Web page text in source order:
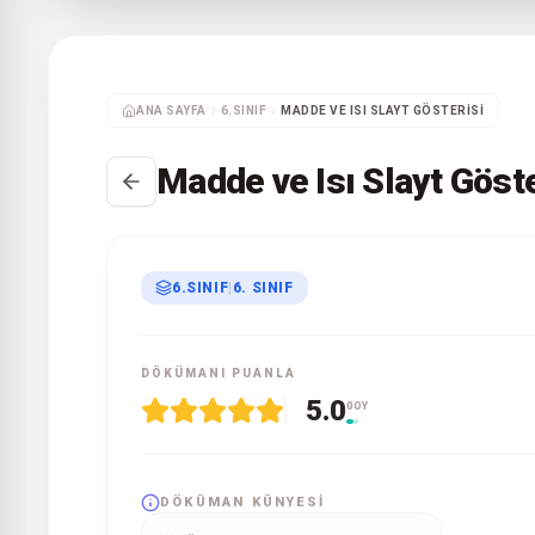
ANA SAYFA 6.SINIF MADDE VE ISI SLAYT GÖSTERISI
Madde ve Isı Slayt
6.SINIF 6. SINIF
DÖKÜMANI PUANLA
5.00 OY
DÖKÜMAN KÜNYESI